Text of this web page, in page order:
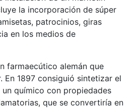
la incorporación de súper
patrocinios, giras
en los medios de
farmaecútico alemán que
En 1897 consiguió sintetizar el
químico con propiedades
que se convertiría en